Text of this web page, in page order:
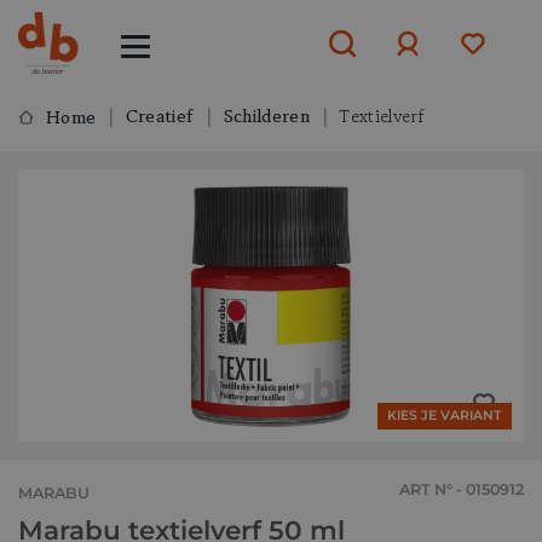
Home Creatief Schilderen Textielverf
KIES JE VARIANT
MARABU ART N° - 0150912
Marabu textielverf 50 ml